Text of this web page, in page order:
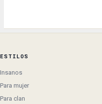
ESTILOS
Insanos
Para mujer
Para clan